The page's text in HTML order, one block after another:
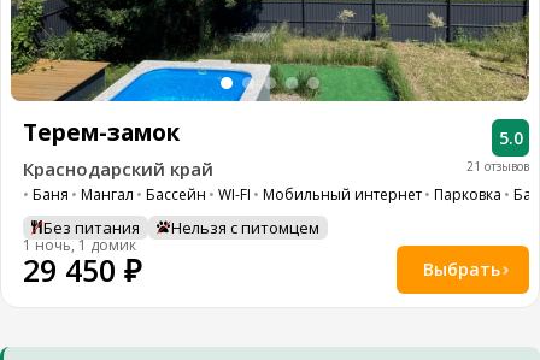
21 отзывов
5.0
Терем-замок
Краснодарский край
Баня Мангал Бассейн WI-FI Мобильный интернет Парковка
Без питания Нельзя с питомцем
1 ночь, 1 домик
29 450 ₽ Выбрать